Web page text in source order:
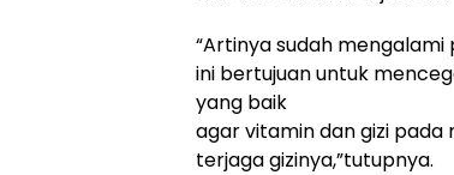
“Artinya sudah
ini bertujuan untuk
yang baik
agar vitamin dan gizi
terjaga gizinya,”tutupnya.